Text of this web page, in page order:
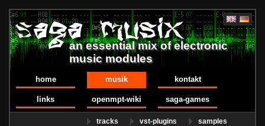
an essential mix of electronic
music modules
home musik kontakt
links openmpt-wiki saga-games
tracks vst-plugins
samples